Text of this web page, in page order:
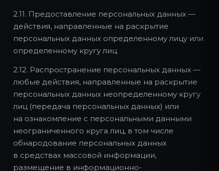
2.11. Предоставление персональных данных —
действия, направленные на раскрытие
персональных данных определенному лицу или
определенному кругу лиц.
2.12. Распространение персональных данных —
любые действия, направленные на раскрытие
персональных данных неопределенному кругу
лиц (передача персональных данных) или
на ознакомление с персональными данными
неограниченного круга лиц, в том числе
обнародование персональных данных
в средствах массовой информации,
размещение в информационно-